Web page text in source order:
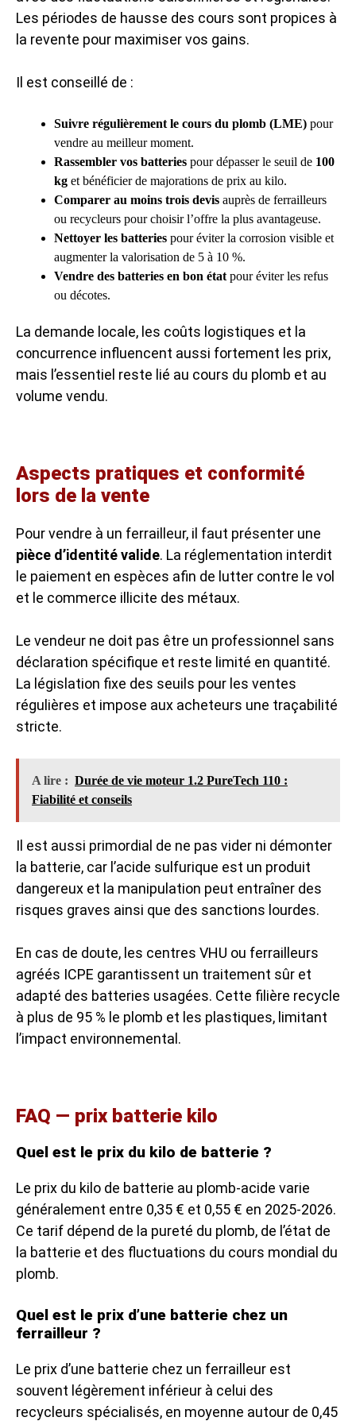
Les périodes de hausse des cours sont propices à
la revente pour maximiser vos gains.
Il est conseillé de :
Suivre régulièrement le cours du plomb (LME) pour
vendre au meilleur moment.
Rassembler vos batteries pour dépasser le seuil de 100
kg et bénéficier de majorations de prix au kilo.
Comparer au moins trois devis auprès de ferrailleurs
ou recycleurs pour choisir l’offre la plus avantageuse.
Nettoyer les batteries pour éviter la corrosion visible et
augmenter la valorisation de 5 à 10 %.
Vendre des batteries en bon état pour éviter les refus
ou décotes.
La demande locale, les coûts logistiques et la
concurrence influencent aussi fortement les prix,
mais l’essentiel reste lié au cours du plomb et au
volume vendu.
Aspects pratiques et conformité
lors de la vente
Pour vendre à un ferrailleur, il faut présenter une
pièce d’identité valide. La réglementation interdit
le paiement en espèces afin de lutter contre le vol
et le commerce illicite des métaux.
Le vendeur ne doit pas être un professionnel sans
déclaration spécifique et reste limité en quantité.
La législation fixe des seuils pour les ventes
régulières et impose aux acheteurs une traçabilité
stricte.
A lire : Durée de vie moteur 1.2 PureTech 110 :
Fiabilité et conseils
Il est aussi primordial de ne pas vider ni démonter
la batterie, car l’acide sulfurique est un produit
dangereux et la manipulation peut entraîner des
risques graves ainsi que des sanctions lourdes.
En cas de doute, les centres VHU ou ferrailleurs
agréés ICPE garantissent un traitement sûr et
adapté des batteries usagées. Cette filière recycle
à plus de 95 % le plomb et les plastiques, limitant
l’impact environnemental.
FAQ — prix batterie kilo
Quel est le prix du kilo de batterie ?
Le prix du kilo de batterie au plomb-acide varie
généralement entre 0,35 € et 0,55 € en 2025-2026.
Ce tarif dépend de la pureté du plomb, de l’état de
la batterie et des fluctuations du cours mondial du
plomb.
Quel est le prix d’une batterie chez un
ferrailleur ?
Le prix d’une batterie chez un ferrailleur est
souvent légèrement inférieur à celui des
recycleurs spécialisés, en moyenne autour de 0,45